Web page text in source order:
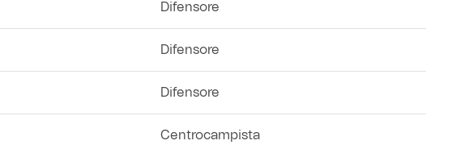
Difensore
Difensore
Difensore
Centrocampista